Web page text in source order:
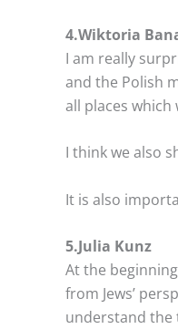
4.Wiktoria
I am really
and the Polish
all places
I think we also
It is also
5.Julia Kunz
At the
from Jews’
understand the